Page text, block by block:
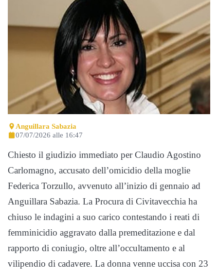
Anguillara Sabazia
07/07/2026 alle 16:47
Chiesto il giudizio immediato per Claudio Agostino
Carlomagno, accusato dell’omicidio della moglie
Federica Torzullo, avvenuto all’inizio di gennaio ad
Anguillara Sabazia. La Procura di Civitavecchia ha
chiuso le indagini a suo carico contestando i reati di
femminicidio aggravato dalla premeditazione e dal
rapporto di coniugio, oltre all’occultamento e al
vilipendio di cadavere. La donna venne uccisa con 23